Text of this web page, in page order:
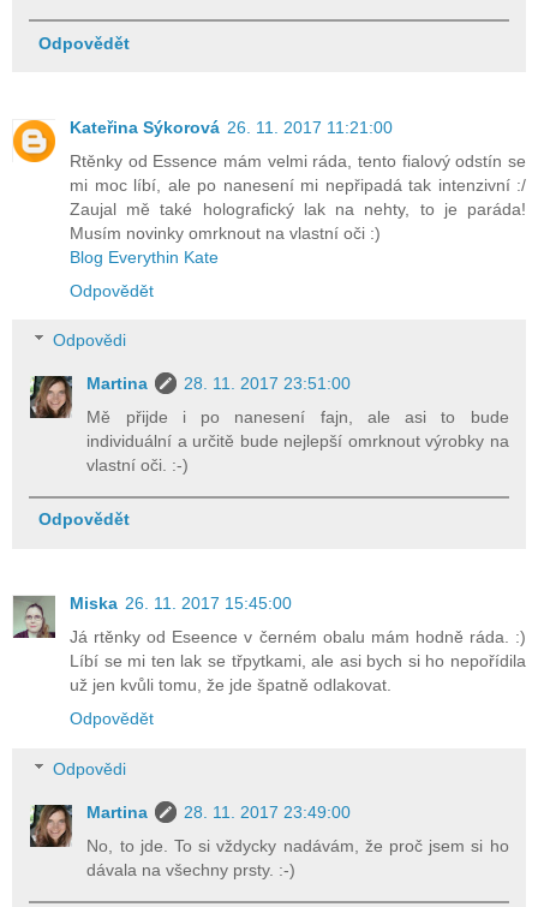
Odpovědět
Kateřina Sýkorová 26. 11. 2017 11:21:00
Rtěnky od Essence mám velmi ráda, tento fialový odstín se
mi moc líbí, ale po nanesení mi nepřipadá tak intenzivní :/
Zaujal mě také holografický lak na nehty, to je paráda!
Musím novinky omrknout na vlastní oči :)
Blog Everythin Kate
Odpovědět
Odpovědi
Martina
28. 11. 2017 23:51:00
Mě přijde i po nanesení fajn, ale asi to bude
individuální a určitě bude nejlepší omrknout výrobky na
vlastní oči. :-)
Odpovědět
Miska 26. 11. 2017 15:45:00
Já rtěnky od Eseence v černém obalu mám hodně ráda. :)
Líbí se mi ten lak se třpytkami, ale asi bych si ho nepořídila
už jen kvůli tomu, že jde špatně odlakovat.
Odpovědět
Odpovědi
Martina
28. 11. 2017 23:49:00
No, to jde. To si vždycky nadávám, že proč jsem si ho
dávala na všechny prsty. :-)